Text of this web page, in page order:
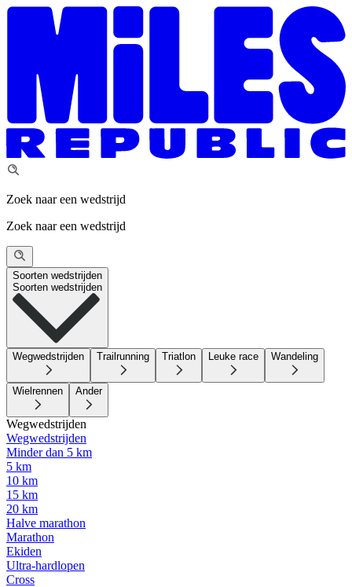
Zoek naar een wedstrijd
Zoek naar een wedstrijd
Soorten wedstrijden
Soorten wedstrijden
Wegwedstrijden Trailrunning Triatlon Leuke race Wandeling
Wielrennen Ander
Wegwedstrijden
Wegwedstrijden
Minder dan 5 km
5 km
10 km
15 km
20 km
Halve marathon
Marathon
Ekiden
Ultra-hardlopen
Cross